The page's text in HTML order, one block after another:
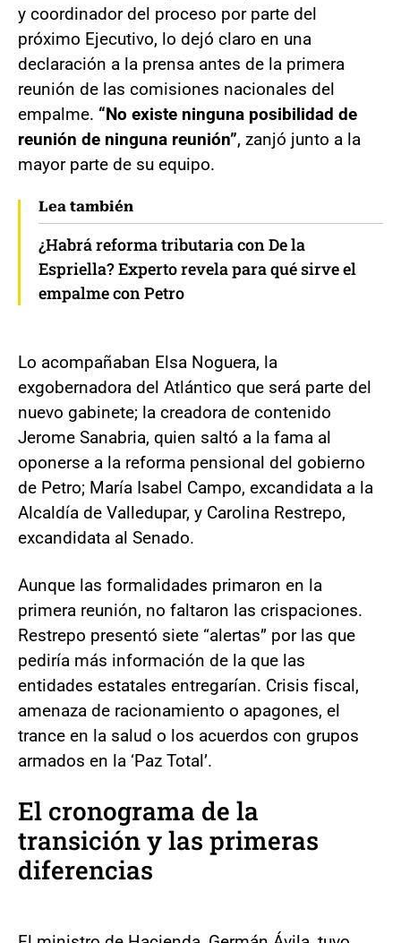
y coordinador del proceso por parte del
próximo Ejecutivo, lo dejó claro en una
declaración a la prensa antes de la primera
reunión de las comisiones nacionales del
empalme. “No existe ninguna posibilidad de
reunión de ninguna reunión”, zanjó junto a la
mayor parte de su equipo.
Lea también
¿Habrá reforma tributaria con De la
Espriella? Experto revela para qué sirve el
empalme con Petro
Lo acompañaban Elsa Noguera, la
exgobernadora del Atlántico que será parte del
nuevo gabinete; la creadora de contenido
Jerome Sanabria, quien saltó a la fama al
oponerse a la reforma pensional del gobierno
de Petro; María Isabel Campo, excandidata a la
Alcaldía de Valledupar, y Carolina Restrepo,
excandidata al Senado.
Aunque las formalidades primaron en la
primera reunión, no faltaron las crispaciones.
Restrepo presentó siete “alertas” por las que
pediría más información de la que las
entidades estatales entregarían. Crisis fiscal,
amenaza de racionamiento o apagones, el
trance en la salud o los acuerdos con grupos
armados en la ‘Paz Total’.
El cronograma de la
transición y las primeras
diferencias